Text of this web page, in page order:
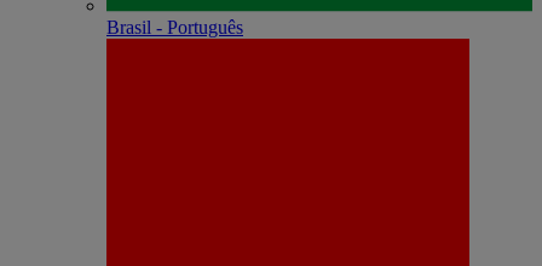
Brasil - Português